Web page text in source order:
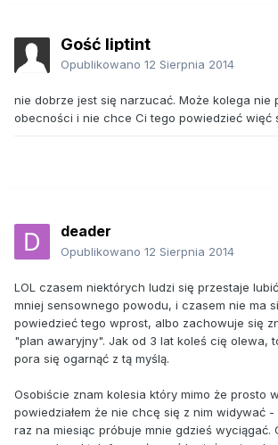
Gość liptint
Opublikowano 12 Sierpnia 2014
nie dobrze jest się narzucać. Może kolega nie
obecności i nie chce Ci tego powiedzieć więć
deader
Opublikowano 12 Sierpnia 2014
LOL czasem niektórych ludzi się przestaje
mniej sensownego powodu, i czasem nie ma
powiedzieć tego wprost, albo zachowuje się
"plan awaryjny". Jak od 3 lat koleś cię olewa,
pora się ogarnąć z tą myślą.
Osobiście znam kolesia który mimo że prosto
powiedziałem że nie chcę się z nim widywać
raz na miesiąc próbuje mnie gdzieś wyciągać.